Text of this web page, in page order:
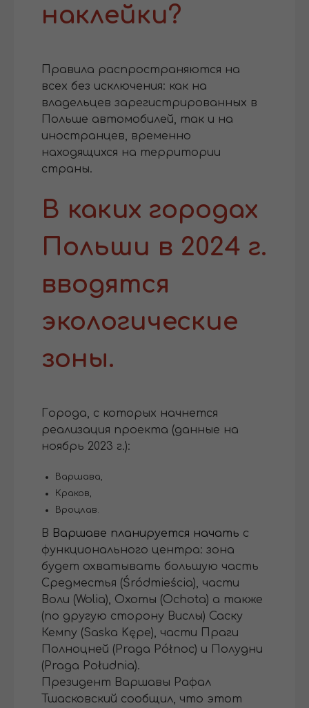
наклейки?
Правила распространяются на
всех без исключения: как на
владельцев зарегистрированных в
Польше автомобилей, так и на
иностранцев, временно
находящихся на территории
страны.
В каких городах
Польши в 2024 г.
вводятся
экологические
зоны.
Города, с которых начнется
реализация проекта (данные на
ноябрь 2023 г.):
Варшава,
Краков,
Вроцлав.
В Варшаве планируется начать с
функционального центра: зона
будет охватывать большую часть
Средместья (Śródmieścia), части
Воли (Wolia), Охоты (Ochota) а также
(по другую сторону Вислы) Саску
Кемпу (Saska Kępe), части Праги
Полноцней (Praga Północ) и Полудни
(Praga Południa).
Президент Варшавы Рафал
Тшасковский сообщил, что этот